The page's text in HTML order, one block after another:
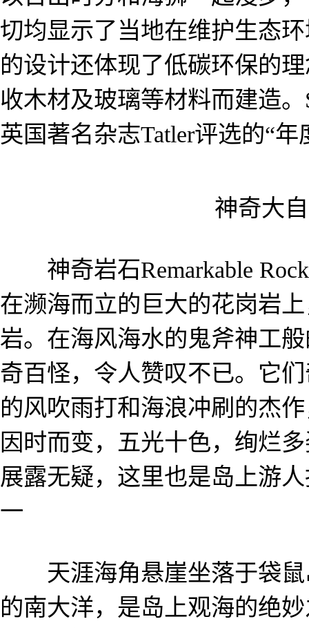
切均显示了当地在维护生态
的设计还体现了低碳环保的
收木材及玻璃等材料而建造。
英国著名杂志Tatler评选的“
神奇大
神奇岩石Remarkable
在濒海而立的巨大的花岗岩
岩。在海风海水的鬼斧神工
奇百怪，令人赞叹不已。它
的风吹雨打和海浪冲刷的杰
因时而变，五光十色，绚烂
展露无疑，这里也是岛上游
一
天涯海角悬崖坐落于袋鼠
的南大洋，是岛上观海的绝